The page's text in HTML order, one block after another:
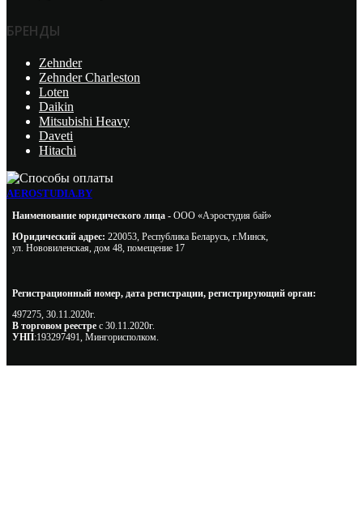
БРЕНДЫ
Zehnder
Zehnder Charleston
Loten
Daikin
Mitsubishi Heavy
Daveti
Hitachi
AEROSTUDIA.BY
Наименование юридического лица - ООО «Аэростудия бай»
Юридический адрес: 220053, Республика Беларусь, г.Минск,
ул. Нововиленская, дом 48, помещение 17
Регистрационный номер, дата регистрации, регистрирующий орган:
497275, 30.11.2020г.
В торговом реестре с 30.11.2020г.
УНП:193297491, Мингорисполком.